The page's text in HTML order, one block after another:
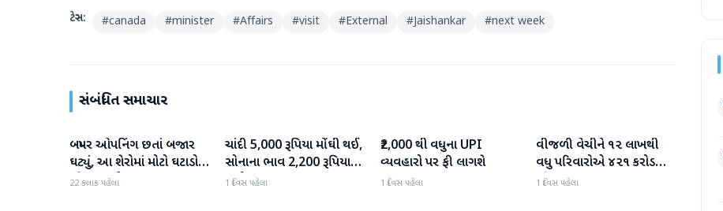
ટેગ્સ: #canada #minister #Affairs #visit #External #Jaishankar #next week
સંબંધિત સમાચાર
બિઝનેસ
બમ્પર ઓપનિંગ છતાં બજાર
ઘટ્યું, આ શેરોમાં મોટો ઘટાડો
જોવા મળ્યો
22 કલાક પહેલા
બિઝનેસ
ચાંદી 5,000 રૂપિયા મોંઘી થઈ,
સોનાના ભાવ 2,200 રૂપિયા
સુધી વધ્યા
1 દિવસ પહેલા
બિઝનેસ
₹2,000 થી વધુના UPI
વ્યવહારો પર ફી લાગશે
1 દિવસ પહેલા
બિઝનેસ
વીજળી વેચીને ૧૨ લાખથી
વધુ પરિવારોએ ૪૨૧ કરોડ
રૂપિયા કમાયા
1 દિવસ પહેલા